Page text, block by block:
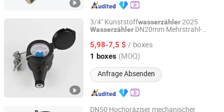
3/4" Kunststoffwasserzähler2025
Wasserzähler DN20mm Mehrstrahl-
Kunststoffkörperwasserzähler
5,98-7,5 $ / boxes
1 boxes (MOQ)
Anfrage Absenden
Ningbo Yuxing Water Meter Company Limited
Zhejiang, China Seit 2024
DN50 Hochpräziser mechanischer